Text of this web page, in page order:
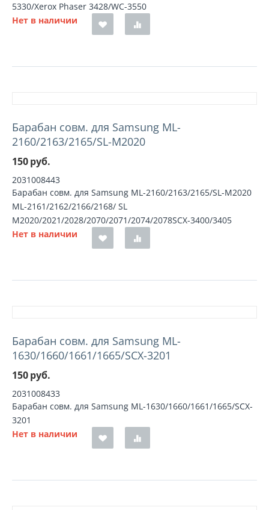
5330/Xerox Phaser 3428/WC-3550
Нет в наличии
Барабан совм. для Samsung ML-
2160/2163/2165/SL-M2020
150руб.
2031008443
Барабан совм. для Samsung ML-2160/2163/2165/SL-M2020
ML-2161/2162/2166/2168/ SL
M2020/2021/2028/2070/2071/2074/2078SCX-3400/3405
Нет в наличии
Барабан совм. для Samsung ML-
1630/1660/1661/1665/SCX-3201
150руб.
2031008433
Барабан совм. для Samsung ML-1630/1660/1661/1665/SCX-
3201
Нет в наличии